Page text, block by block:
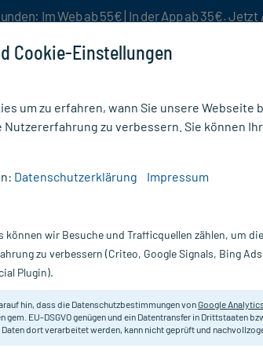
Im Web ab 55€ | In der App ab 35€. Jetzt
Nur für kurze Zeit:Gratis-Versand* ab 19€
125 ml Allpresan
Pflegt und
Cookie-Einstellungen
um zu erfahren, wann Sie unsere Webseite
Nutzererfahrung zu verbessern. Sie können
Datenschutzerklärung Impressum
können wir Besuche und Trafficquellen zählen, um
zu verbessern (Criteo, Google Signals, Bing
Plugin).
hin, dass die Datenschutzbestimmungen vonGoogle
gem. EU-DSGVO genügen und ein Datentransfer in Drittstaaten
Daten dort verarbeitet werden, kann nicht geprüft und